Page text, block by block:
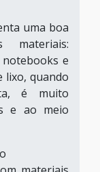
uma boa
e
lixo, quando
é muito
e ao meio